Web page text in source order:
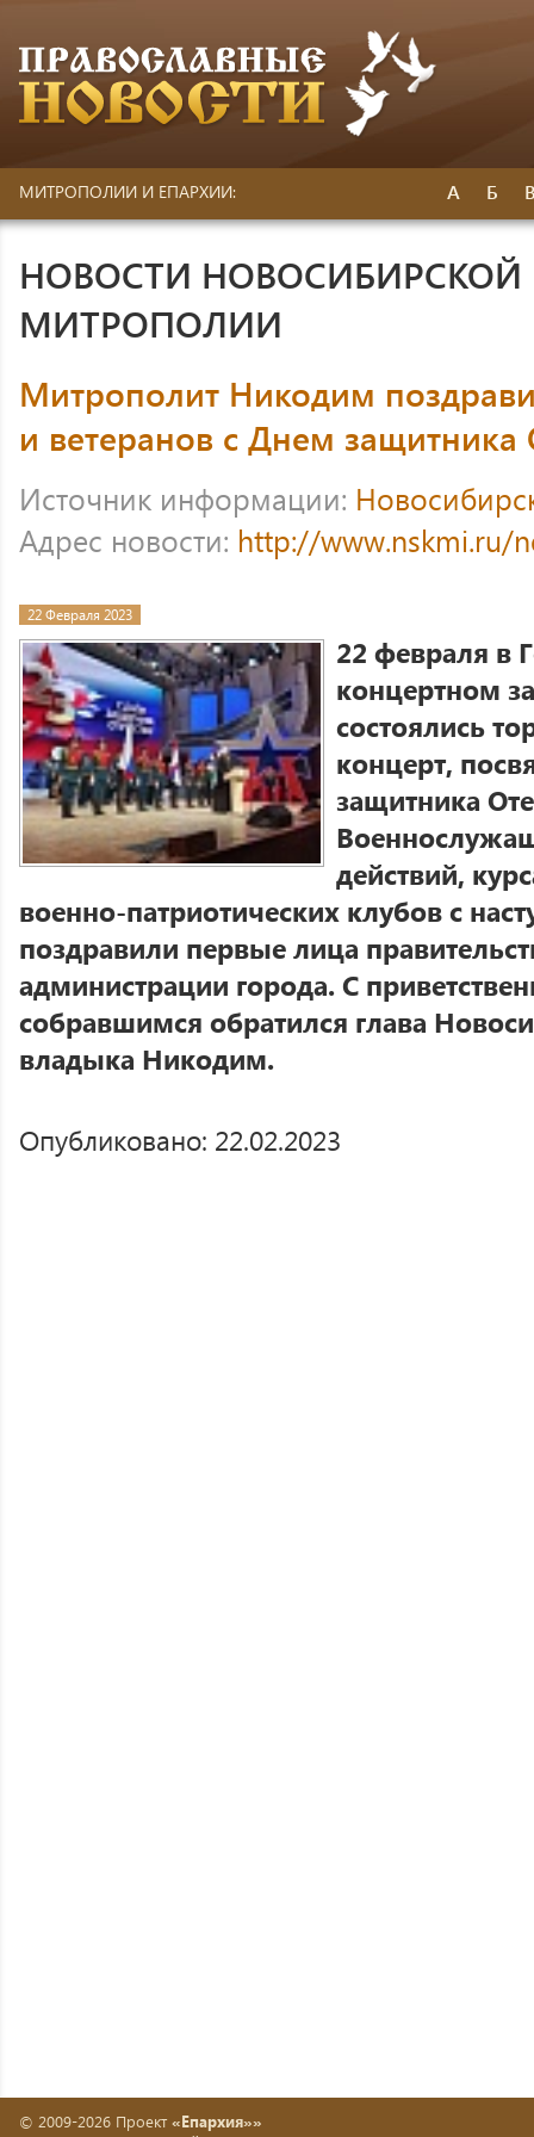
МИТРОПОЛИИ И ЕПАРХИИ: А Б
НОВОСТИ НОВОСИБИРСКОЙ
МИТРОПОЛИИ
Митрополит Никодим
и ветеранов с Днем защитника
Источник информации:
Адрес новости: http://www.nskmi.ru/
22 Февраля 2023
22 февраля в
концертном
состоялись
концерт,
защитника
действий,
военно-патриотических клубов с
поздравили первые лица
администрации города. С
собравшимся обратился глава
владыка Никодим.
Опубликовано: 22.02.2023
© 2009-2026 Проект «Епархия»»